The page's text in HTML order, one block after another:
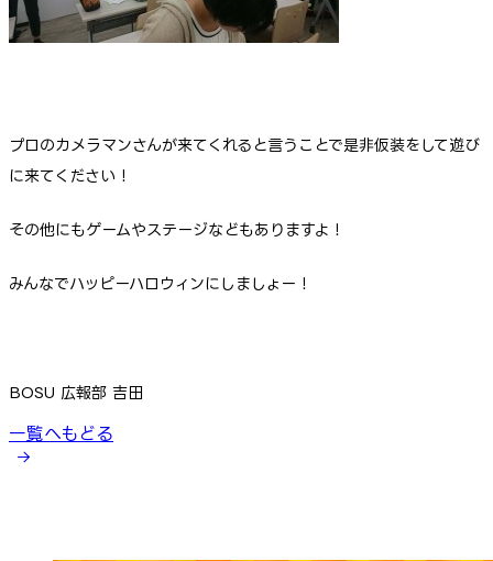
プロのカメラマンさんが来てくれると言うことで是非仮装をして遊び
に来てください！
その他にもゲームやステージなどもありますよ！
みんなでハッピーハロウィンにしましょー！
BOSU 広報部 吉田
一覧へもどる